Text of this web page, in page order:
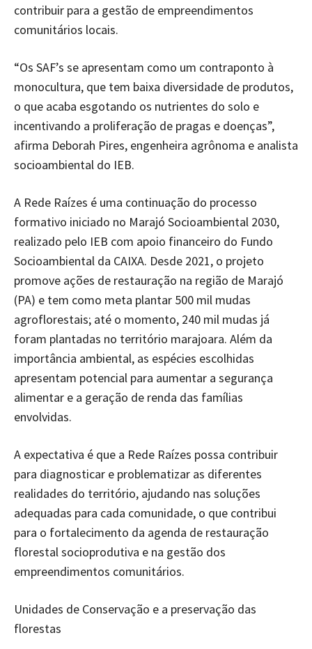
contribuir para a gestão de empreendimentos
comunitários locais.
“Os SAF’s se apresentam como um contraponto à
monocultura, que tem baixa diversidade de produtos,
o que acaba esgotando os nutrientes do solo e
incentivando a proliferação de pragas e doenças”,
afirma Deborah Pires, engenheira agrônoma e analista
socioambiental do IEB.
A Rede Raízes é uma continuação do processo
formativo iniciado no Marajó Socioambiental 2030,
realizado pelo IEB com apoio financeiro do Fundo
Socioambiental da CAIXA. Desde 2021, o projeto
promove ações de restauração na região de Marajó
(PA) e tem como meta plantar 500 mil mudas
agroflorestais; até o momento, 240 mil mudas já
foram plantadas no território marajoara. Além da
importância ambiental, as espécies escolhidas
apresentam potencial para aumentar a segurança
alimentar e a geração de renda das famílias
envolvidas.
A expectativa é que a Rede Raízes possa contribuir
para diagnosticar e problematizar as diferentes
realidades do território, ajudando nas soluções
adequadas para cada comunidade, o que contribui
para o fortalecimento da agenda de restauração
florestal socioprodutiva e na gestão dos
empreendimentos comunitários.
Unidades de Conservação e a preservação das
florestas